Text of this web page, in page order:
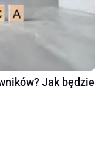
Jak będzie